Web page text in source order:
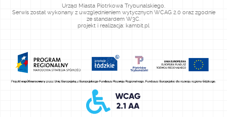
Urząd Miasta Piotrkowa Trybunalskiego.
Serwis został wykonany z uwzględnieniem wytycznych WCAG 2.0 oraz zgodnie
ze standardem W3C.
projekt i realizacja: kambit.pl